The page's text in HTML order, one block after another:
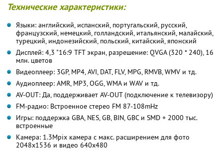
Технические характеристики:
Языки: английский, испанский, португальский, русский,
французский, немецкий, голландский, итальянский, малайский,
турецкий, индонезийский, польский, китайский, японский
Дисплей: 4,3 "16:9 TFT экран, разрешение: QVGA (320 * 240), 16
млн. цветов
Видеоплеер: 3GP, MP4, AVI, DAT, FLV, MPG, RMVB, WMV и тд.
Аудиоплеер: AMR, MP3, OGG, WMA и WAV и тд.
AV-OUT: Да, поддерживает AV-OUT (подключение к телевизору)
FM-радио: Встроенное стерео FM 87-108mHz
Игры: поддержка GBA, NES, GB, BIN, GBC и SMD + 2000 тыс.
встроенные
Камера: 1.3Mpix камера с макс. расширением для фото
2048х1536 и видео 640х480